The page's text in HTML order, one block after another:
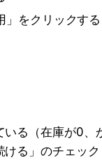
」をクリックする
いる（在庫が0、
る」のチェック